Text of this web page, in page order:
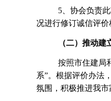
5、协会负责
况进行修订诚信评
（二）推动建
按照市住建局
系”。根据评价办法
氛围，积极推进我